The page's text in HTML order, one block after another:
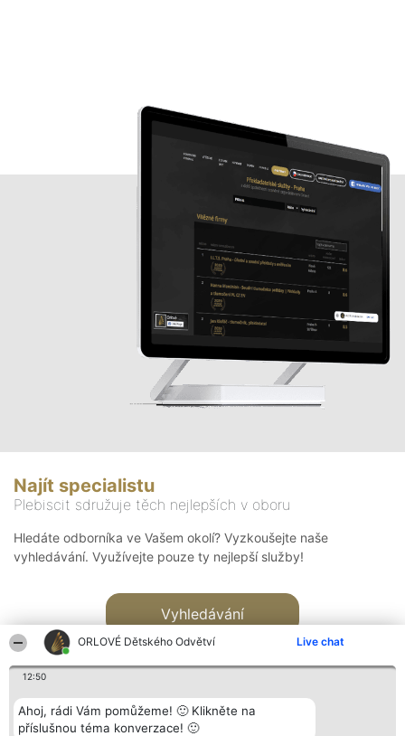
ORLOVÉ Dětského Odvětví Live chat
12:50
Ahoj, rádi Vám pomůžeme! 🙂 Klikněte na
příslušnou téma konverzace! 🙂
Najít specialistu
Plebiscit sdružuje těch nejlepších v oboru
Hledáte odborníka ve Vašem okolí? Vyzkoušejte naše
vyhledávání. Využívejte pouze ty nejlepší služby!
Vyhledávání